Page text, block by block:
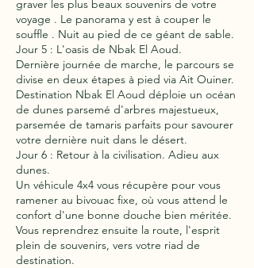
graver les plus beaux souvenirs de votre
voyage . Le panorama y est à couper le
souffle . Nuit au pied de ce géant de sable.
Jour 5 : L'oasis de Nbak El Aoud.
Dernière journée de marche, le parcours se
divise en deux étapes à pied via Ait Ouiner.
Destination Nbak El Aoud déploie un océan
de dunes parsemé d'arbres majestueux,
parsemée de tamaris parfaits pour savourer
votre dernière nuit dans le désert.
Jour 6 : Retour à la civilisation. Adieu aux
dunes.
Un véhicule 4x4 vous récupère pour vous
ramener au bivouac fixe, où vous attend le
confort d'une bonne douche bien méritée.
Vous reprendrez ensuite la route, l'esprit
plein de souvenirs, vers votre riad de
destination.